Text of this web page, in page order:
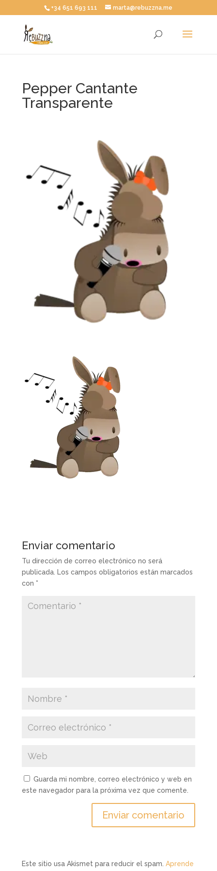
+34 651 693 111 marta@rebuzzna.me
Pepper Cantante
Transparente
Enviar comentario
Tu dirección de correo electrónico no será
publicada. Los campos obligatorios están marcados
con *
Guarda mi nombre, correo electrónico y web en
este navegador para la próxima vez que comente.
Este sitio usa Akismet para reducir el spam. Aprende